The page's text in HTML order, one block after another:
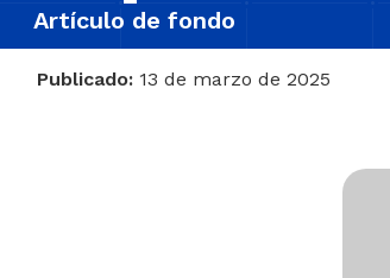
Artículo de fondo
Publicado: 13 de marzo de 2025